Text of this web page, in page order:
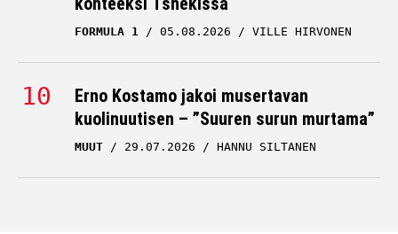
FORMULA 1 05.08.2026 VILLE HIRVONEN
Erno Kostamo jakoi musertavan
kuolinuutisen – ”Suuren surun murtama”
MUUT 29.07.2026 HANNU SILTANEN